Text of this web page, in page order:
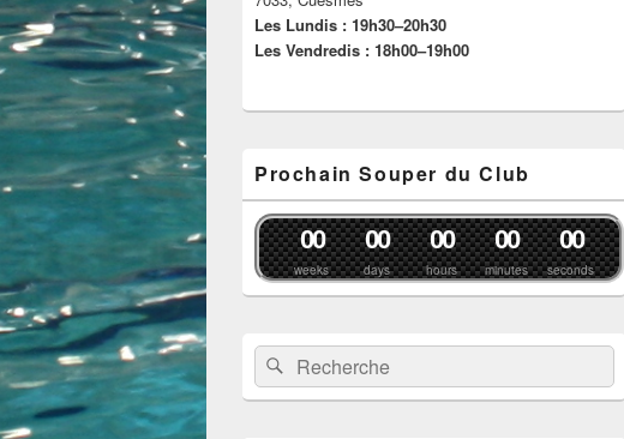
Les Lundis : 19h30–20h30
Les Vendredis : 18h00–19h00
Prochain Souper du Club
weeks
00
days
00
hours
00
minutes
00
seconds
00
Recherche :Rechercher